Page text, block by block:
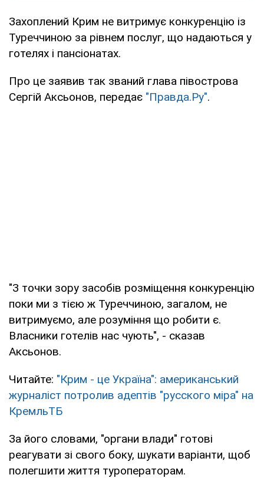
Захоплений Крим не витримує конкуренцію із
Туреччиною за рівнем послуг, що надаються у
готелях і пансіонатах.
Про це заявив так званий глава півострова
Сергій Аксьонов, передає "Правда.Ру".
"З точки зору засобів розміщення конкуренцію
поки ми з тією ж Туреччиною, загалом, не
витримуємо, але розуміння що робити є.
Власники готелів нас чують", - сказав
Аксьонов.
Читайте: "Крим - це Україна": американський
журналіст потролив адептів "русского міра" на
КремльТБ
За його словами, "органи влади" готові
реагувати зі свого боку, шукати варіанти, щоб
полегшити життя туроператорам.